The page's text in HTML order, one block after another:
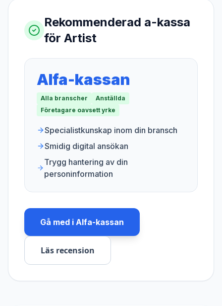
Rekommenderad a-kassa
för Artist
Alfa-kassan
Alla branscher
Anställda
Företagare oavsett yrke
Specialistkunskap inom din bransch
Smidig digital ansökan
Trygg hantering av din
personinformation
Gå med i Alfa-kassan
Läs recension